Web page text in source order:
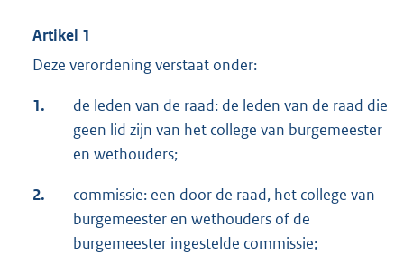
Artikel 1
Deze verordening verstaat onder:
1.
de leden van de raad: de leden van de raad die
geen lid zijn van het college van burgemeester
en wethouders;
2.
commissie: een door de raad, het college van
burgemeester en wethouders of de
burgemeester ingestelde commissie;